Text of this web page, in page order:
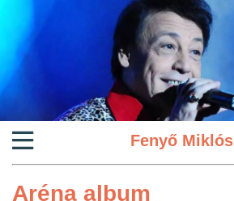
Fenyő Miklós
Aréna album